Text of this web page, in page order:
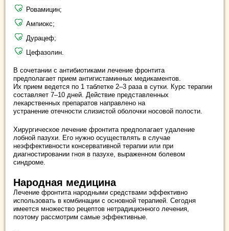
Ровамицин;
Ампиокс;
Дурацеф;
Цефазолин.
В сочетании с антибиотиками лечение фронтита
предполагает прием антигистаминных медикаментов.
Их прием ведется по 1 таблетке 2–3 раза в сутки. Курс терапии
составляет 7–10 дней. Действие представленных
лекарственных препаратов направлено на
устранение отечности слизистой оболочки носовой полости.
Хирургическое лечение фронтита предполагает удаление
лобной пазухи. Его нужно осуществлять в случае
неэффективности консервативной терапии или при
диагностировании гноя в пазухе, выраженном болевом
синдроме.
Народная медицина
Лечение фронтита народными средствами эффективно
использовать в комбинации с основной терапией. Сегодня
имеется множество рецептов нетрадиционного лечения,
поэтому рассмотрим самые эффективные.